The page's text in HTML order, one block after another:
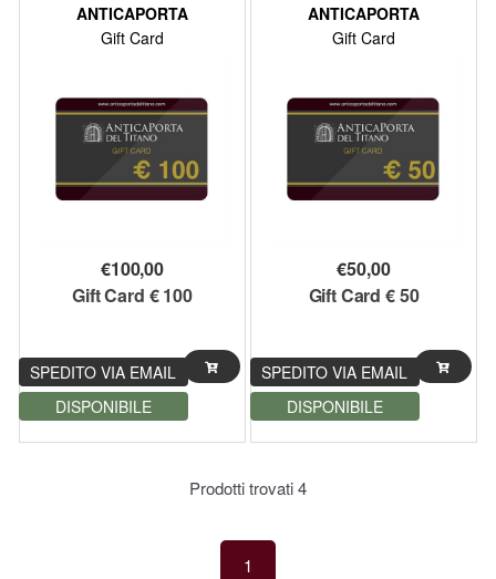
ANTICAPORTA
Gift Card
€100,00
Gift Card € 100
SPEDITO VIA EMAIL
DISPONIBILE
ANTICAPORTA
Gift Card
€50,00
Gift Card € 50
SPEDITO VIA EMAIL
DISPONIBILE
Prodotti trovati4
1